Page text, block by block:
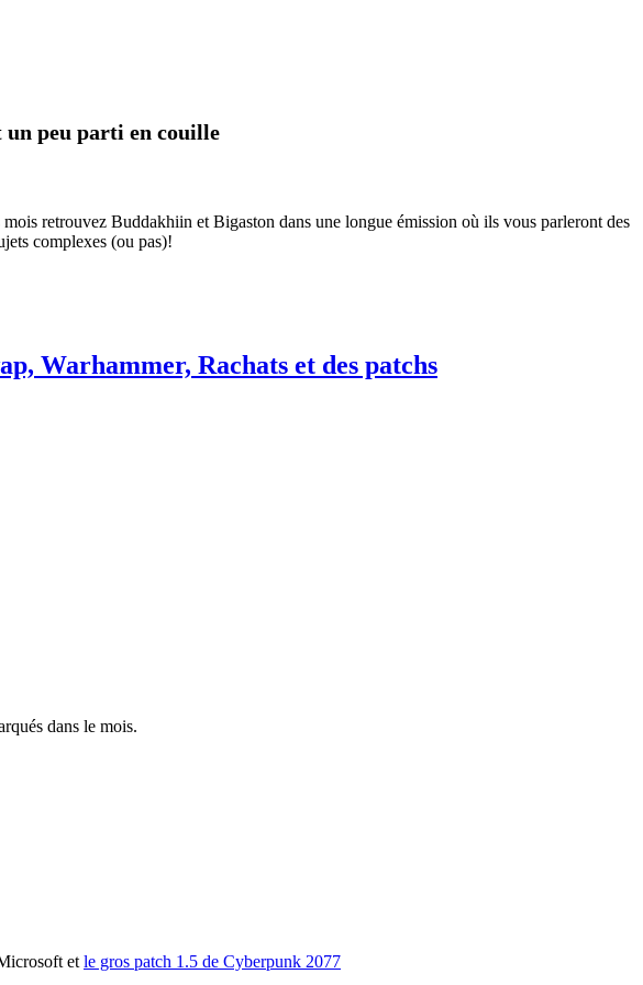
un peu parti en couille
retrouvez Buddakhiin et Bigaston dans une longue émission où ils vous parleront des
complexes (ou pas)!
Warhammer, Rachats et des patchs
dans le mois.
et le gros patch 1.5 de Cyberpunk 2077